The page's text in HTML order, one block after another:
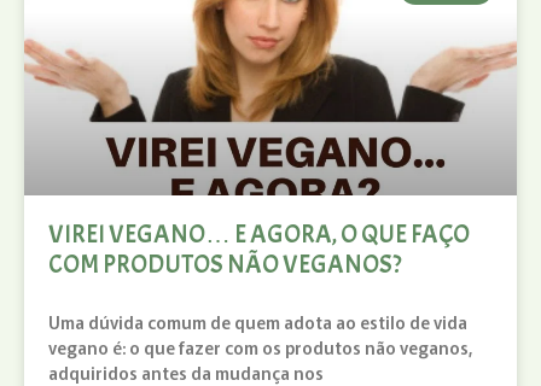
VIREI VEGANO… E AGORA, O QUE FAÇO
COM PRODUTOS NÃO VEGANOS?
Uma dúvida comum de quem adota ao estilo de vida
vegano é: o que fazer com os produtos não veganos,
adquiridos antes da mudança nos